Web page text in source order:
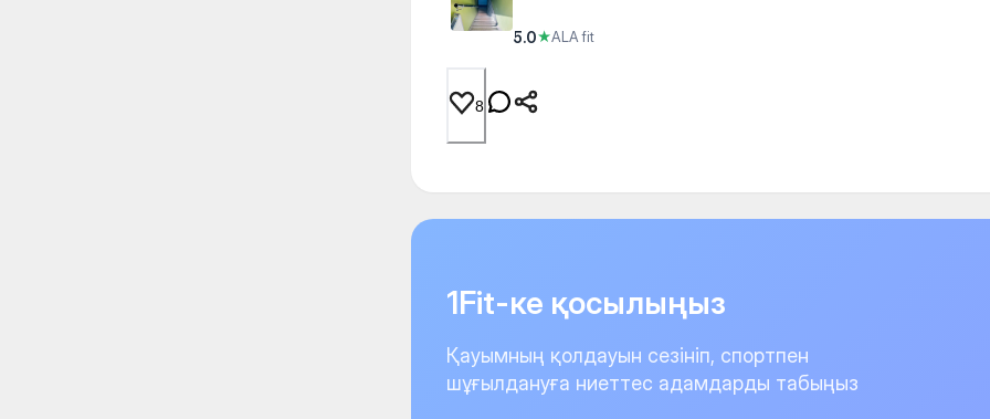
5.0★ALA fit
8
1Fit-ке қосылыңыз
Қауымның қолдауын сезініп, спортпен
шұғылдануға ниеттес адамдарды табыңыз